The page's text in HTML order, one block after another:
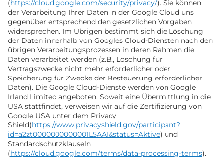
(https://cloud.google.com/security/privacy/). Sie können
der Verarbeitung Ihrer Daten in der Google Cloud uns
gegenüber entsprechend den gesetzlichen Vorgaben
widersprechen. Im Übrigen bestimmt sich die Löschung
der Daten innerhalb von Googles Cloud-Diensten nach den
übrigen Verarbeitungsprozessen in deren Rahmen die
Daten verarbeitet werden (z.B., Löschung für
Vertragszwecke nicht mehr erforderlicher oder
Speicherung für Zwecke der Besteuerung erforderlicher
Daten). Die Google Cloud-Dienste werden von Google
Irland Limited angeboten. Soweit eine Übermittlung in die
USA stattfindet, verweisen wir auf die Zertifizierung von
Google USA unter dem Privacy
Shield(https://www.privacyshield.gov/participant?
id=a2zt0000000000001L5AAI&status=Aktive) und
Standardschutzklauseln
(https://cloud.google.com/terms/data-processing-terms).